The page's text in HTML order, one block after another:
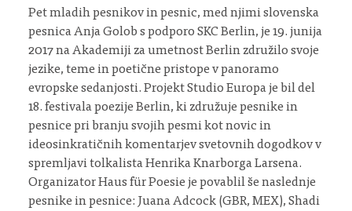
Pet mladih pesnikov in pesnic, med njimi slovenska
pesnica Anja Golob s podporo SKC Berlin, je 19. junija
2017 na Akademiji za umetnost Berlin združilo svoje
jezike, teme in poetične pristope v panoramo
evropske sedanjosti. Projekt Studio Europa je bil del
18. festivala poezije Berlin, ki združuje pesnike in
pesnice pri branju svojih pesmi kot novic in
ideosinkratičnih komentarjev svetovnih dogodkov v
spremljavi tolkalista Henrika Knarborga Larsena.
Organizator Haus für Poesie je povablil še naslednje
pesnike in pesnice: Juana Adcock (GBR, MEX), Shadi